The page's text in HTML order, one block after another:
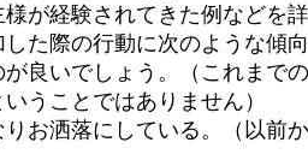
が経験されてきた例などを
た際の行動に次のような傾
良いでしょう。（これまで
うことではありません）
お洒落にしている。（以前